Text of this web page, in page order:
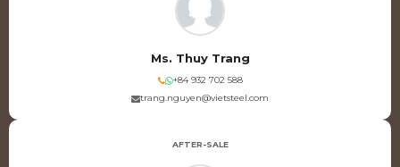
Ms. Thuy Trang
+84 932 702 588
trang.nguyen@vietsteel.com
AFTER-SALE